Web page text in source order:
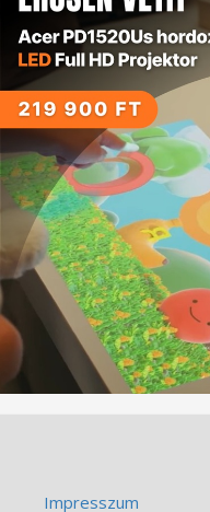
Impresszum